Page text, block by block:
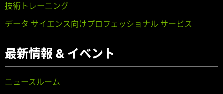
技術トレーニング
データ サイエンス向けプロフェッショナル サービス
最新情報 & イベント
ニュースルーム